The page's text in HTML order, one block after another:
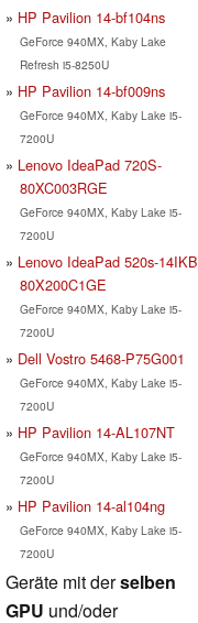
HP Pavilion 14-bf104ns
GeForce 940MX, Kaby Lake
Refresh i5-8250U
HP Pavilion 14-bf009ns
GeForce 940MX, Kaby Lake i5-
7200U
Lenovo IdeaPad 720S-
80XC003RGE
GeForce 940MX, Kaby Lake i5-
7200U
Lenovo IdeaPad 520s-14IKB
80X200C1GE
GeForce 940MX, Kaby Lake i5-
7200U
Dell Vostro 5468-P75G001
GeForce 940MX, Kaby Lake i5-
7200U
HP Pavilion 14-AL107NT
GeForce 940MX, Kaby Lake i5-
7200U
HP Pavilion 14-al104ng
GeForce 940MX, Kaby Lake i5-
7200U
Geräte mit derselben
GPU und/oder